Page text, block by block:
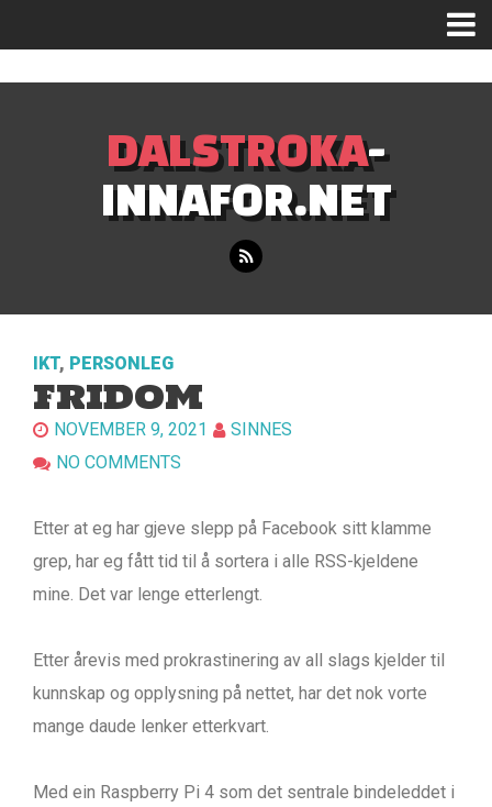
DALSTROKA-
INNAFOR.NET
IKT, PERSONLEG
FRIDOM
NOVEMBER 9, 2021
SINNES
NO COMMENTS
Etter at eg har gjeve slepp på Facebook sitt klamme
grep, har eg fått tid til å sortera i alle RSS-kjeldene
mine. Det var lenge etterlengt.
Etter årevis med prokrastinering av all slags kjelder til
kunnskap og opplysning på nettet, har det nok vorte
mange daude lenker etterkvart.
Med ein Raspberry Pi 4 som det sentrale bindeleddet i